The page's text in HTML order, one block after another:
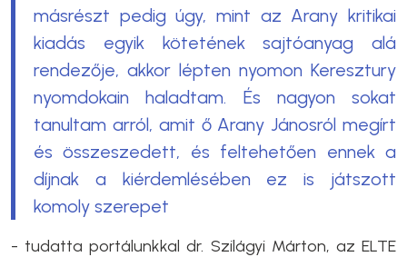
másrészt pedig úgy, mint az Arany kritikai
kiadás egyik kötetének sajtóanyag alá
rendezője, akkor lépten nyomon Keresztury
nyomdokain haladtam. És nagyon sokat
tanultam arról, amit ő Arany Jánosról megírt
és összeszedett, és feltehetően ennek a
díjnak a kiérdemlésében ez is játszott
komoly szerepet
- tudatta portálunkkal dr. Szilágyi Márton, az ELTE